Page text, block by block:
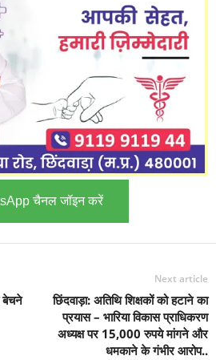
चैनल जॉइन करें
बेचने
Next article
छिंदवाड़ा: अतिथि शिक्षकों को हटाने का
प्रयास – भारिया विकास प्राधिकरण
अध्यक्ष पर 15,000 रुपये मांगने और
धमकाने के गंभीर आरोप..